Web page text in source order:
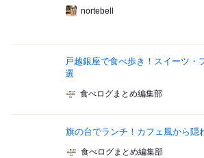
nortebell
戸越銀座で食べ歩き！スイーツ・
選
食べログまとめ編集部
旗の台でランチ！カフェ風から隠
食べログまとめ編集部